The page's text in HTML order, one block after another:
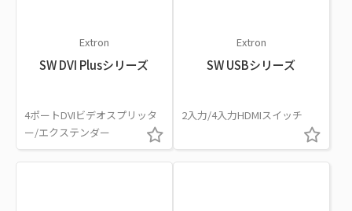
Extron
SW DVI Plusシリーズ
4ポートDVIビデオスプリッタ
ー/エクステンダー
Extron
SW USBシリーズ
2入力/4入力HDMIスイッチ